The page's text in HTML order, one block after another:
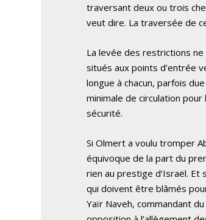
traversant deux ou trois
veut dire. La traversée de
La levée des restrictions ne
situés aux points d’entrée
longue à chacun, parfois
minimale de circulation
sécurité.
Si Olmert a voulu tromper
équivoque de la part du
rien au prestige d’Israël. Et
qui doivent être blâmés
Yaïr Naveh, commandant